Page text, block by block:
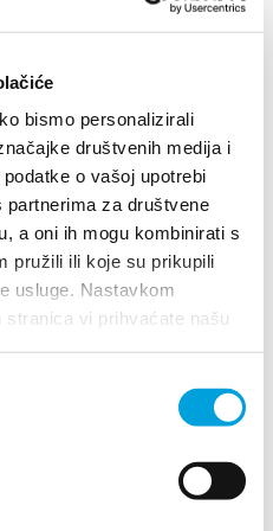
bismo personalizirali
društvenih medija i
o vašoj upotrebi
partnerima za društvene
a oni ih mogu kombinirati s
pružili ili koje su prikupili
usluge. Nastavkom
vi prihvaćate našu
4, 21217 Kaštel
34, 21214 Kaštel